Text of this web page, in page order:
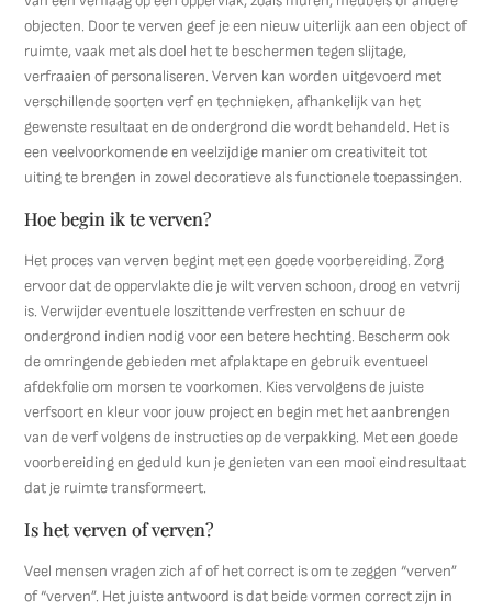
objecten. Door te verven geef je een nieuw uiterlijk aan een object of
ruimte, vaak met als doel het te beschermen tegen slijtage,
verfraaien of personaliseren. Verven kan worden uitgevoerd met
verschillende soorten verf en technieken, afhankelijk van het
gewenste resultaat en de ondergrond die wordt behandeld. Het is
een veelvoorkomende en veelzijdige manier om creativiteit tot
uiting te brengen in zowel decoratieve als functionele toepassingen.
Hoe begin ik te verven?
Het proces van verven begint met een goede voorbereiding. Zorg
ervoor dat de oppervlakte die je wilt verven schoon, droog en vetvrij
is. Verwijder eventuele loszittende verfresten en schuur de
ondergrond indien nodig voor een betere hechting. Bescherm ook
de omringende gebieden met afplaktape en gebruik eventueel
afdekfolie om morsen te voorkomen. Kies vervolgens de juiste
verfsoort en kleur voor jouw project en begin met het aanbrengen
van de verf volgens de instructies op de verpakking. Met een goede
voorbereiding en geduld kun je genieten van een mooi eindresultaat
dat je ruimte transformeert.
Is het verven of verven?
Veel mensen vragen zich af of het correct is om te zeggen “verven”
of “verven”. Het juiste antwoord is dat beide vormen correct zijn in